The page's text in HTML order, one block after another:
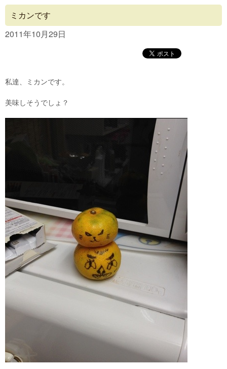
Concept
Blog
Contact
ミカンです
2011年10月29日
私達、ミカンです。
美味しそうでしょ？